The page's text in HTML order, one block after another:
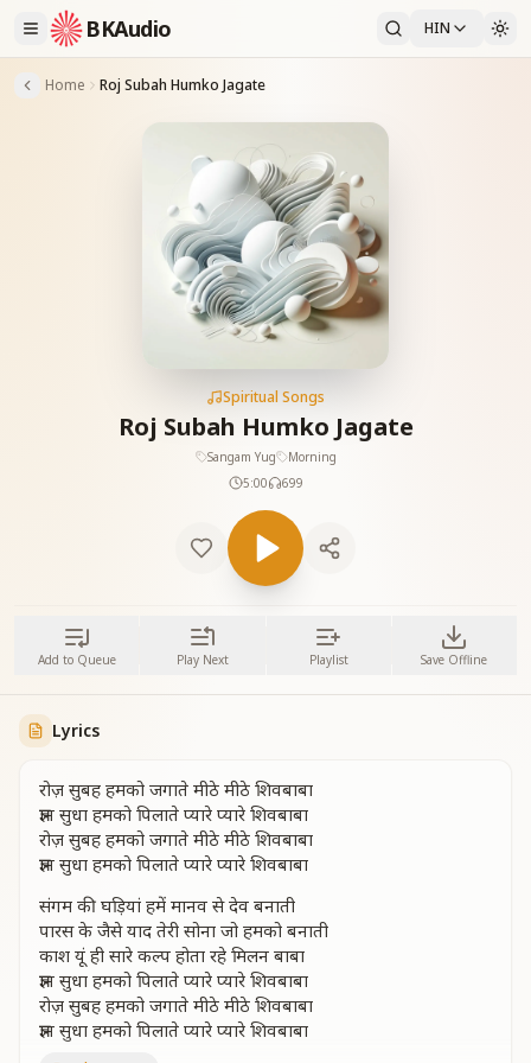
BKAudio HIN
Home Roj Subah Humko Jagate
Spiritual Songs
Roj Subah Humko Jagate
Sangam Yug
Morning
5:00
699
Add to Queue Play Next Playlist Save Offline
Lyrics
रोज़ सुबह हमको जगाते मीठे मीठे शिवबाबा
ज्ञान सुधा हमको पिलाते प्यारे प्यारे शिवबाबा
रोज़ सुबह हमको जगाते मीठे मीठे शिवबाबा
ज्ञान सुधा हमको पिलाते प्यारे प्यारे शिवबाबा
संगम की घड़ियां हमें मानव से देव बनाती
पारस के जैसे याद तेरी सोना जो हमको बनाती
काश यूं ही सारे कल्प होता रहे मिलन बाबा
ज्ञान सुधा हमको पिलाते प्यारे प्यारे शिवबाबा
रोज़ सुबह हमको जगाते मीठे मीठे शिवबाबा
ज्ञान सुधा हमको पिलाते प्यारे प्यारे शिवबाबा